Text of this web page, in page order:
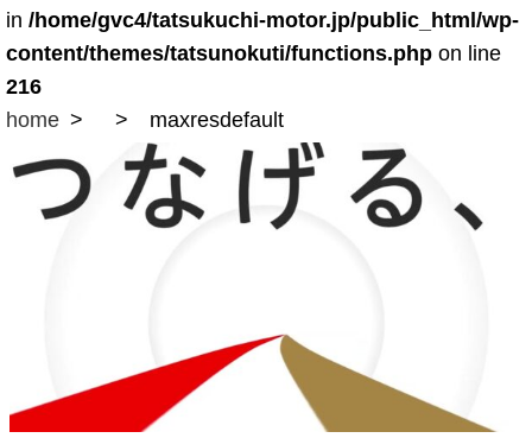
in /home/gvc4/tatsukuchi-motor.jp/public_html/wp-
content/themes/tatsunokuti/functions.php on line
216
home
maxresdefault